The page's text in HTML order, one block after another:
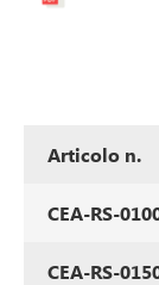
Articolo n.
CEA-RS-
CEA-RS-